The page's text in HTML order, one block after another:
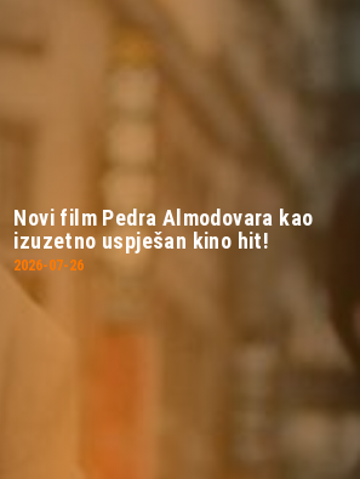
Novi film Pedra Almodovara kao
izuzetno uspješan kino hit!
2026-07-26